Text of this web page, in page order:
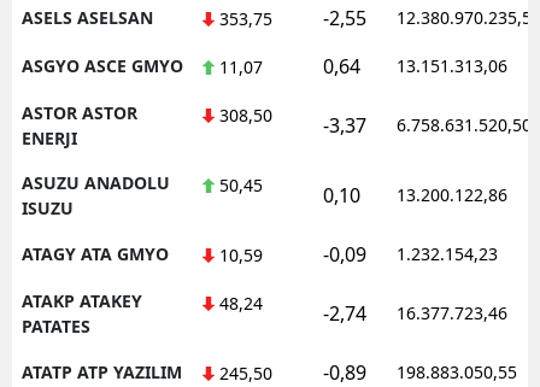
ASELS ASELSAN 353,75 -2,55 12.380.970.235,50
ASGYO ASCE GMYO 11,07 0,64 13.151.313,06
ASTOR ASTOR
ENERJI
308,50 -3,37 6.758.631.520,50
ASUZU ANADOLU
ISUZU
50,45 0,10 13.200.122,86
ATAGY ATA GMYO 10,59 -0,09 1.232.154,23
ATAKP ATAKEY
PATATES
48,24 -2,74 16.377.723,46
ATATP ATP YAZILIM 245,50 -0,89 198.883.050,55